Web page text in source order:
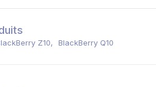
Z10 BlackBerry Q10